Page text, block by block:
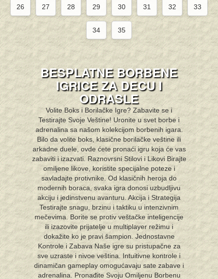
26 27 28 29 30 31 32 33
34 35
BESPLATNE BORBENE
IGRICE ZA DECU I
ODRASLE
Volite Boks i Borilačke Igre? Zabavite se i
Testirajte Svoje Veštine! Uronite u svet borbe i
adrenalina sa našom kolekcijom borbenih igara.
Bilo da volite boks, klasične borilačke veštine ili
arkadne duele, ovde ćete pronaći igru koja će vas
zabaviti i izazvati. Raznovrsni Stilovi i Likovi Birajte
omiljene likove, koristite specijalne poteze i
savladajte protivnike. Od klasičnih heroja do
modernih boraca, svaka igra donosi uzbudljivu
akciju i jedinstvenu avanturu. Akcija i Strategija
Testirajte snagu, brzinu i taktiku u intenzivnim
mečevima. Borite se protiv veštačke inteligencije
ili izazovite prijatelje u multiplayer režimu i
dokažite ko je pravi šampion. Jednostavne
Kontrole i Zabava Naše igre su pristupačne za
sve uzraste i nivoe veština. Intuitivne kontrole i
dinamičan gameplay omogućavaju sate zabave i
adrenalina. Pronađite Svoju Omiljenu Borbenu